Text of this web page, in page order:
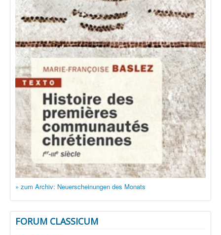
» zum Archiv: Neuerscheinungen des Monats
FORUM CLASSICUM